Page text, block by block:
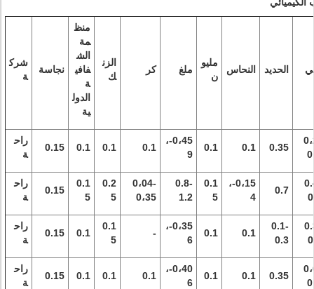
الحديد النحاس
مليو
ن
ملغ كر
الزن
ك
منظ
مة
الش
فافي
ة
الدول
ية
نجاسة
شرك
ة
0.35
0.1
0.1
0،45-،
9
0.1
0.1
0.1
0.15
راح
ة
0.7
0،15-،
4
0.1
5
0.8-
1.2
0،04-
0،35
0.2
5
0.1
5
0.15
راح
ة
0.1-
0.3
0.1
0.1
0،35-،
6
-
0.1
5
0.1
0.15
راح
ة
0.35
0.1
0.1
0،40-،
6
0.1
0.1
0.1
0.15
راح
ة